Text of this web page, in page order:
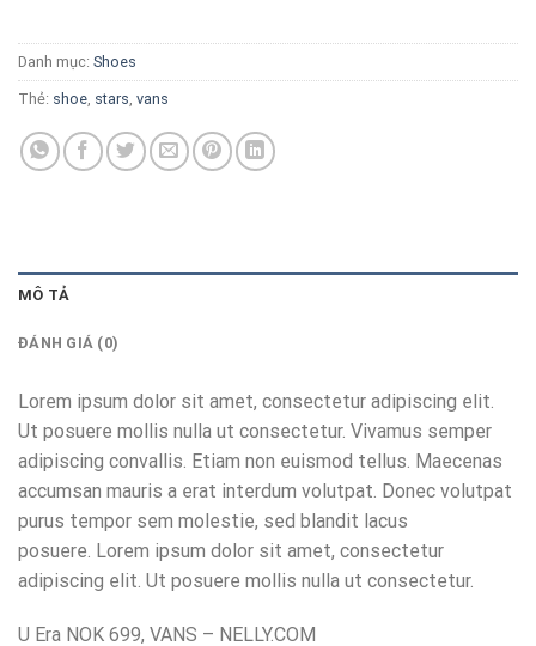
Danh mục: Shoes
Thẻ: shoe stars vans
MÔ TẢ
ĐÁNH GIÁ (0)
Lorem ipsum dolor sit amet, consectetur adipiscing elit.
Ut posuere mollis nulla ut consectetur. Vivamus semper
adipiscing convallis. Etiam non euismod tellus. Maecenas
accumsan mauris a erat interdum volutpat. Donec volutpat
purus tempor sem molestie, sed blandit lacus
posuere. Lorem ipsum dolor sit amet, consectetur
adipiscing elit. Ut posuere mollis nulla ut consectetur.
U Era NOK 699, VANS – NELLY.COM